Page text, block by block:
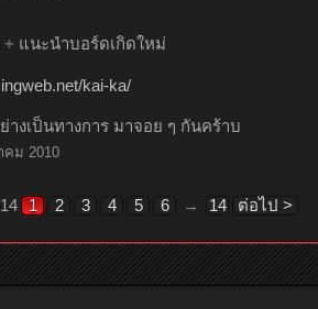
+ แนะนำบอร์ดเกิดใหม่
kai-ka/
างเป็นทางการ มาจอย ๆ กันคร้าบ
ม 2010
1 2 3 4 5 6 → 14 ต่อไป >